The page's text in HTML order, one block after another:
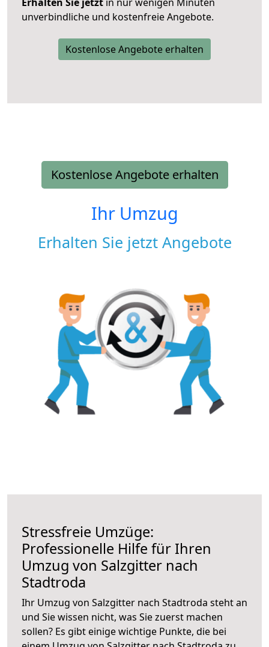
unverbindliche und kostenfreie Angebote.
Kostenlose Angebote erhalten
Kostenlose Angebote erhalten
Ihr Umzug
Erhalten Sie jetzt Angebote
Stressfreie Umzüge:
Professionelle Hilfe für Ihren
Umzug von Salzgitter nach
Stadtroda
Ihr Umzug von Salzgitter nach Stadtroda steht an
und Sie wissen nicht, was Sie zuerst machen
sollen? Es gibt einige wichtige Punkte, die bei